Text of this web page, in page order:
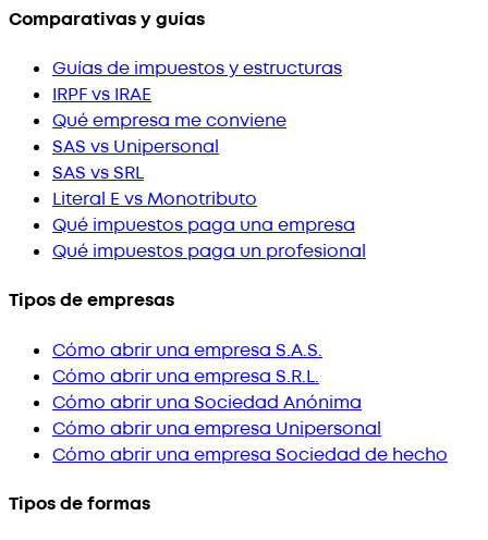
Comparativas y guías
Guías de impuestos y estructuras
IRPF vs IRAE
Qué empresa me conviene
SAS vs Unipersonal
SAS vs SRL
Literal E vs Monotributo
Qué impuestos paga una empresa
Qué impuestos paga un profesional
Tipos de empresas
Cómo abrir una empresa S.A.S.
Cómo abrir una empresa S.R.L.
Cómo abrir una Sociedad Anónima
Cómo abrir una empresa Unipersonal
Cómo abrir una empresa Sociedad de hecho
Tipos de formas